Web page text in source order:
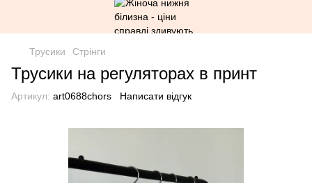
Трусики Стрінги
Трусики на регуляторах в принт
Артикул: art0688chors Написати відгук